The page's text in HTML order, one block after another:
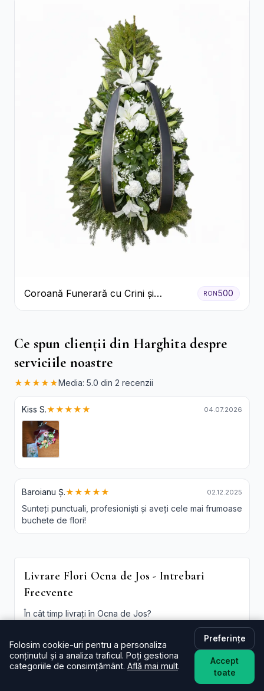
Coroană Funerară cu Crini și
Garoafe Albe
RON500
Ce spun clienții din Harghita despre
serviciile noastre
★★★★★Media: 5.0 din 2 recenzii
Kiss S.★★★★★ 04.07.2026
Baroianu Ș.★★★★★ 02.12.2025
Sunteți punctuali, profesioniști și aveți cele mai frumoase
buchete de flori!
Livrare Flori Ocna de Jos - Intrebari
Frecvente
În cât timp livrați în Ocna de Jos?
De regulă în aceeași zi (2–4 ore) pentru comenzi
plasate în intervalul programului. La checkout poți
alege intervalul preferat; oferim șilivrare flori Ocna de
Jos in aceeasi zi în funcție de disponibilitate.
Este livrarea de flori la domiciliu în Ocna de Jos
Folosim cookie-uri pentru a personaliza
conținutul și a analiza traficul. Poți gestiona
categoriile de consimțământ. Află mai mult.
Preferințe
Accept
toate